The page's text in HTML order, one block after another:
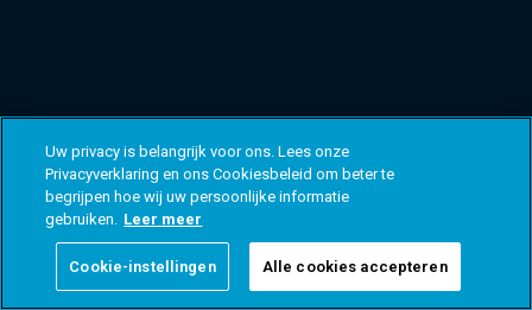
Uw privacy is belangrijk voor ons. Lees onze
Privacyverklaring en ons Cookiesbeleid om beter te
begrijpen hoe wij uw persoonlijke informatie
gebruiken. Leer meer
Cookie-instellingen Alle cookies accepteren